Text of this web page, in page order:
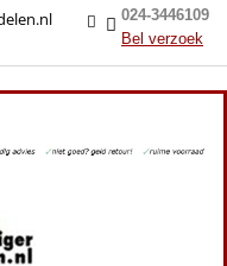
024-3446109
Bel verzoek